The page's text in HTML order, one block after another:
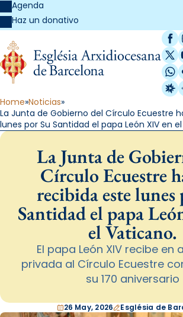
Agenda
Haz un donativo
X /
Home Noticias
La Junta de Gobierno del Círculo Ecuestre
lunes por Su Santidad el papa León XIV en
La Junta de
Círculo Ecuestre
recibida este lunes
Santidad el papa
el Vaticano.
El papa León XIV recibe en
privada al Círculo Ecuestre
su 170 aniversario
26 May, 2026 Església de